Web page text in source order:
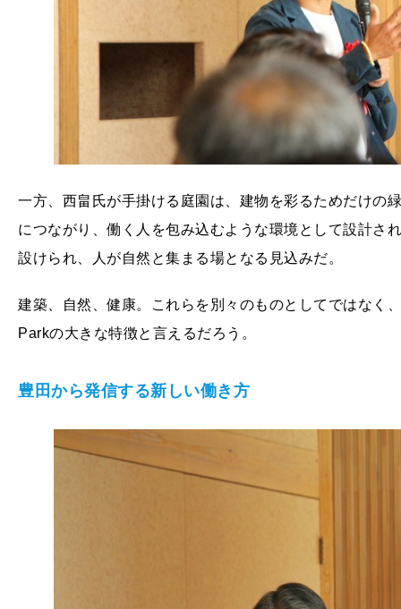
一方、西畠氏が手掛ける庭園は、建物を彩るためだけの
につながり、働く人を包み込むような環境として設計さ
設けられ、人が自然と集まる場となる見込みだ。
建築、自然、健康。これらを別々のものとしてではなく
Parkの大きな特徴と言えるだろう。
豊田から発信する新しい働き方